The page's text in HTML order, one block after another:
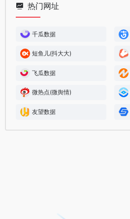
热门网址
千瓜数据
短鱼儿(抖大大)
飞瓜数据
微热点(微舆情)
友望数据